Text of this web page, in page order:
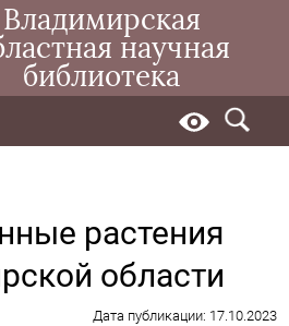
Владимирская
научная
библиотека
растения
области
Дата публикации: 17.10.2023